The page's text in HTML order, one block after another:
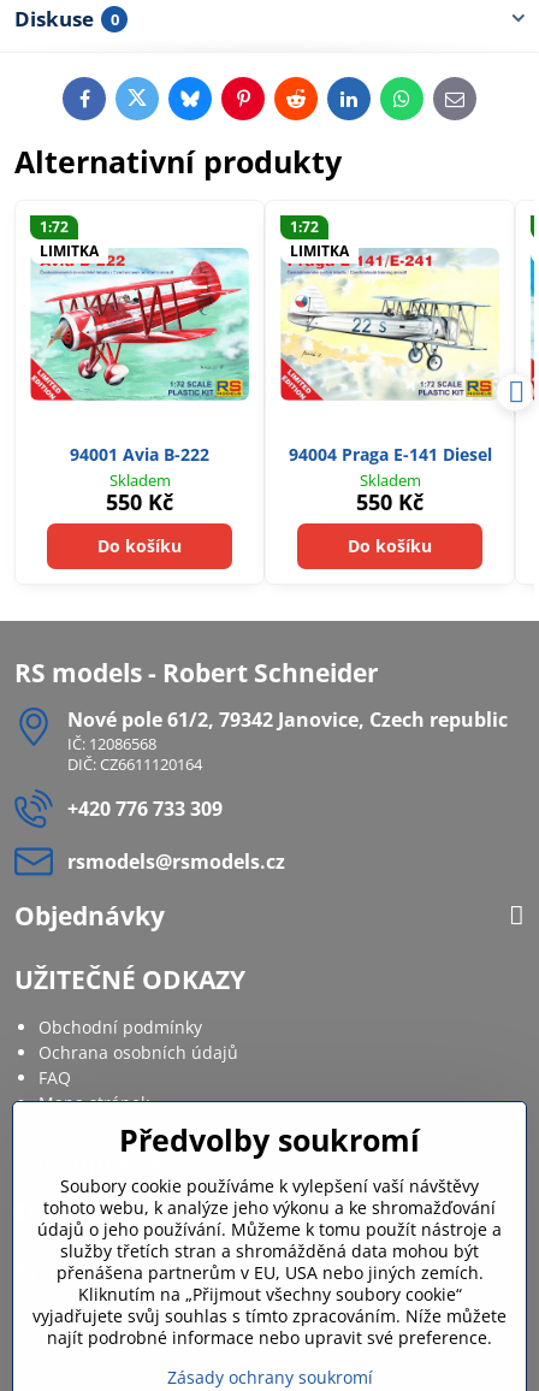
Diskuse 0
FacebookTwitterBlueskyPinterestRedditLinkedInWhatsApp
E-
mail
Alternativní produkty
1:72
LIMITKA
94001 Avia B-222
Skladem
550 Kč
Do košíku
1:72
LIMITKA
94004 Praga E-141 Diesel
Skladem
550 Kč
Do košíku
RS models - Robert Schneider
Nové pole 61/2, 79342 Janovice, Czech republic
IČ: 12086568
DIČ: CZ6611120164
+420 776 733 309
rsmodels​@rsmodels​.cz
Objednávky
UŽITEČNÉ ODKAZY
Obchodní podmínky
Ochrana osobních údajů
FAQ
Mapa stránek
Facebook Instagram
Můj účet
Přihlášení / Můj účet
Nákupní košík
Moje objednávky
Předvolby soukromí
Soubory cookie používáme k vylepšení vaší návštěvy
tohoto webu, k analýze jeho výkonu a ke shromažďování
údajů o jeho používání. Můžeme k tomu použít nástroje a
služby třetích stran a shromážděná data mohou být
přenášena partnerům v EU, USA nebo jiných zemích.
Kliknutím na „Přijmout všechny soubory cookie“
vyjadřujete svůj souhlas s tímto zpracováním. Níže můžete
najít podrobné informace nebo upravit své preference.
Zásady ochrany soukromí